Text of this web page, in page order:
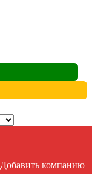
Добавить компанию